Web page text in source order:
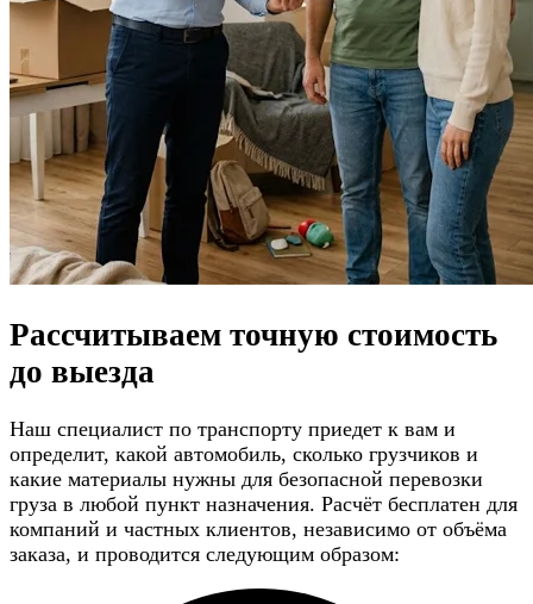
Рассчитываем точную стоимость
до выезда
Наш специалист по транспорту приедет к вам и
определит, какой автомобиль, сколько грузчиков и
какие материалы нужны для безопасной перевозки
груза в любой пункт назначения. Расчёт бесплатен для
компаний и частных клиентов, независимо от объёма
заказа, и проводится следующим образом: